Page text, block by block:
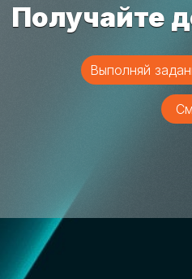
Получайте
Выполняй